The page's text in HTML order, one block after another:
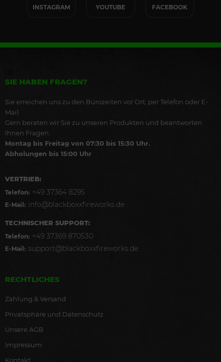
INSTAGRAM YOUTUBE FACEBOOK
SIE HABEN FRAGEN?
Sie erreichen uns zu den Bürozeiten vor Ort, per Telefon oder E-
Mail.
Gern beraten wir Sie zu unseren Produkten und beantworten
Ihnen Fragen.
Montag bis Freitag von 07:30 bis 15:30 Uhr.
Abholungen bis 15:00 Uhr
VERTRIEB:
Telefon: +49 37364 8295
E-Mail: info@blackboxxfireworks.de
TECHNISCHER SUPPORT:
Telefon: +49 37369 870530
E-Mail: support@blackboxxfireworks.de
RECHTLICHES
Zahlung & Versand
Privatsphäre und Datenschutz
Unsere AGB
Impressum
Kontakt